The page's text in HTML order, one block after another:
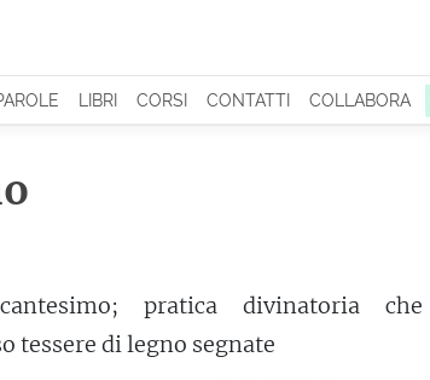
LIBRI CORSI CONTATTI COLLABORA
pratica divinatoria
tessere di legno segnate